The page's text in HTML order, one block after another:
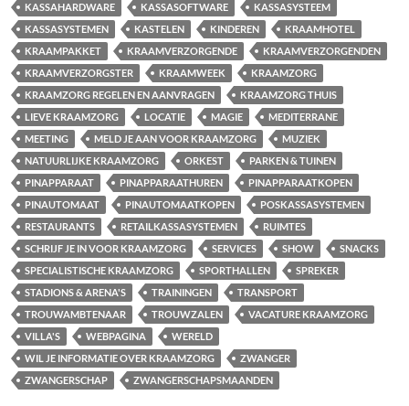
KASSAHARDWARE
KASSASOFTWARE
KASSASYSTEEM
KASSASYSTEMEN
KASTELEN KINDEREN
KRAAMHOTEL
KRAAMPAKKET
KRAAMVERZORGENDE
KRAAMVERZORGENDEN
KRAAMVERZORGSTER
KRAAMWEEK
KRAAMZORG
KRAAMZORG REGELEN EN AANVRAGEN
KRAAMZORG THUIS
LIEVE KRAAMZORG
LOCATIE MAGIE
MEDITERRANE
MEETING
MELD JE AAN VOOR KRAAMZORG
MUZIEK
NATUURLIJKE KRAAMZORG
ORKEST
PARKEN & TUINEN
PINAPPARAAT
PINAPPARAATHUREN
PINAPPARAATKOPEN
PINAUTOMAAT
PINAUTOMAATKOPEN
POSKASSASYSTEMEN
RESTAURANTS
RETAILKASSASYSTEMEN
RUIMTES
SCHRIJF JE IN VOOR KRAAMZORG
SERVICES SHOW
SNACKS
SPECIALISTISCHE KRAAMZORG
SPORTHALLEN
SPREKER
STADIONS & ARENA'S
TRAININGEN
TRANSPORT
TROUWAMBTENAAR
TROUWZALEN
VACATURE KRAAMZORG
VILLA'S
WEBPAGINA
WERELD
WIL JE INFORMATIE OVER KRAAMZORG
ZWANGER
ZWANGERSCHAP
ZWANGERSCHAPSMAANDEN